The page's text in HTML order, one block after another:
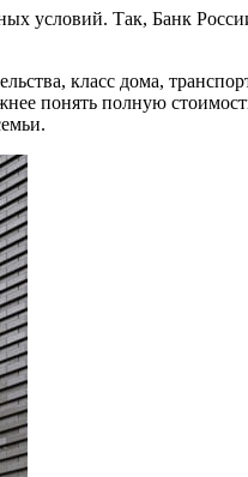
условий. Так, Банк
класс дома,
понять полную